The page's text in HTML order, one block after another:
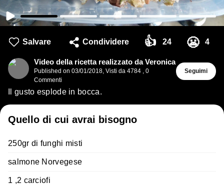
Salvare Condividere 👍 24 😬 4
Video della ricetta realizzato da Veronica
Published on 03/01/2018, Visti da 4784 , 0
Commenti
Seguimi
Il gusto esplode in bocca.
Quello di cui avrai bisogno
250gr di funghi misti
salmone Norvegese
1 ,2 carciofi